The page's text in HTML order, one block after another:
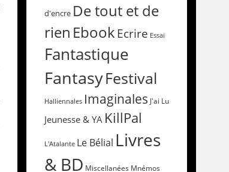
d'encre De tout et de
rien EbookEcrire Essai
Fantastique
FantasyFestival
Halliennales Imaginales J'ai Lu
Jeunesse & YA KillPal
L'Atalante Le Bélial Livres
& BD Miscellanées Mnémos